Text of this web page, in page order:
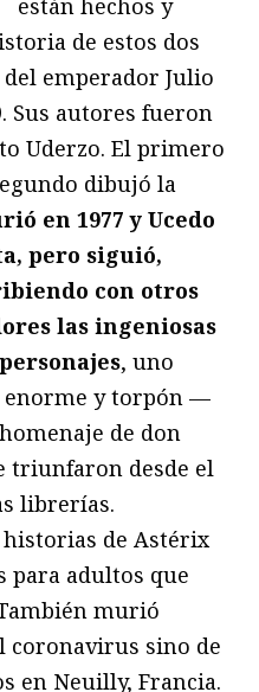
están hechos y
de estos dos
emperador Julio
Sus autores fueron
Uderzo. El primero
dibujó la
en 1977 y Ucedo
pero siguió,
con otros
las ingeniosas
, uno
enorme y torpón —
de don
triunfaron desde el
librerías.
de Astérix
adultos que
murió
coronavirus sino de
en Neuilly, Francia.